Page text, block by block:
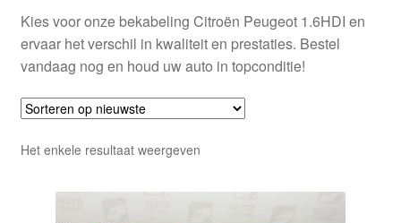
Winkelwagen
Kies voor onze bekabeling Citroën Peugeot 1.6HDI en
ervaar het verschil in kwaliteit en prestaties. Bestel
vandaag nog en houd uw auto in topconditie!
Het enkele resultaat weergeven